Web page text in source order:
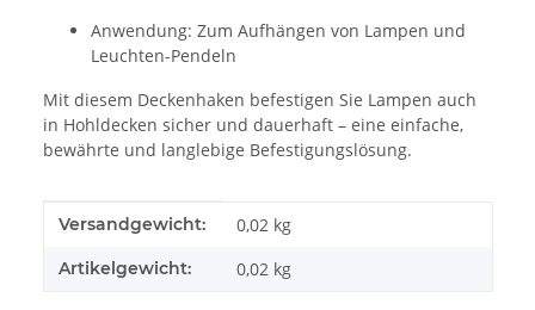
Anwendung: Zum Aufhängen von Lampen und
Leuchten-Pendeln
Mit diesem Deckenhaken befestigen Sie Lampen auch
in Hohldecken sicher und dauerhaft – eine einfache,
bewährte und langlebige Befestigungslösung.
Produkteigenschaft
Wert
Versandgewicht: 0,02 kg
Artikelgewicht: 0,02 kg